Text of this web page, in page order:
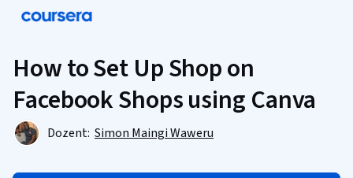
How to Set Up Shop on
Facebook Shops using Canva
Dozent: Simon Maingi Waweru